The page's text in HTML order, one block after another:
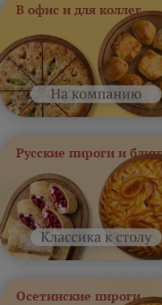
В офис и для коллег
Русские пироги и
Осетинские пироги